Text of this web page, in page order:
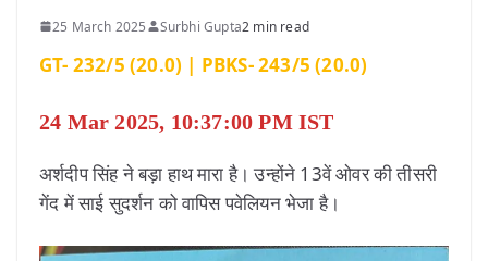
25 March 2025 Surbhi Gupta2 min read
GT- 232/5 (20.0) | PBKS- 243/5 (20.0)
24 Mar 2025, 10:37:00 PM IST
अर्शदीप सिंह ने बड़ा हाथ मारा है। उन्होंने 13वें ओवर की तीसरी
गेंद में साई सुदर्शन को वापिस पवेलियन भेजा है।